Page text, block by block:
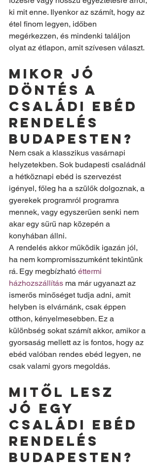
ki mit enne. Ilyenkor az számít, hogy az
étel finom legyen, időben
megérkezzen, és mindenki találjon
olyat az étlapon, amit szívesen választ.
Mikor jó
döntés a
családi ebéd
rendelés
Budapesten?
Nem csak a klasszikus vasárnapi
helyzetekben. Sok budapesti családnál
a hétköznapi ebéd is szervezést
igényel, főleg ha a szülők dolgoznak, a
gyerekek programról programra
mennek, vagy egyszerűen senki nem
akar egy sűrű nap közepén a
konyhában állni.
A rendelés akkor működik igazán jól,
ha nem kompromisszumként tekintünk
rá. Egy megbízható éttermi
házhozszállítás ma már ugyanazt az
ismerős minőséget tudja adni, amit
helyben is elvárnánk, csak éppen
otthon, kényelmesebben. Ez a
különbség sokat számít akkor, amikor a
gyorsaság mellett az is fontos, hogy az
ebéd valóban rendes ebéd legyen, ne
csak valami gyors megoldás.
Mitől lesz
jó egy
családi ebéd
rendelés
Budapesten?